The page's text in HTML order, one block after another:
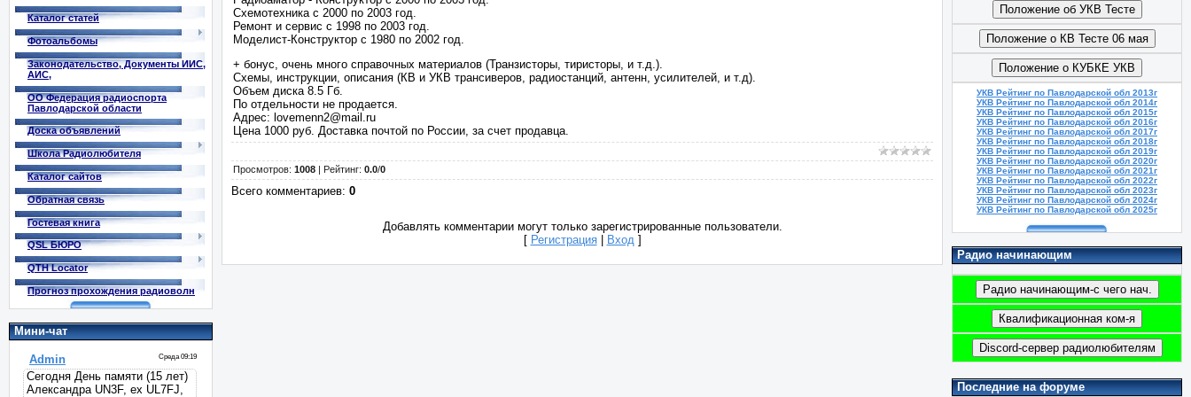
Каталог статей
Фотоальбомы
Законодательство, Документы ИИС,
АИС,
ОО Федерация радиоспорта
Павлодарской области
Доска объявлений
Школа Радиолюбителя
Каталог сайтов
Обратная связь
Гостевая книга
QSL БЮРО
QTH Locator
Прогноз прохождения радиоволн
Мини-чат
Схемотехника с 2000 по 2003 год.
Ремонт и сервис с 1998 по 2003 год.
Моделист-Конструктор с 1980 по 2002 год.
+ бонус, очень много справочных материалов (Транзисторы, тиристоры, и т.д.).
Схемы, инструкции, описания (КВ и УКВ трансиверов, радиостанций, антенн, усилителей, и т.д).
Объем диска 8.5 Гб.
По отдельности не продается.
Адрес: lovemenn2@mail.ru
Цена 1000 руб. Доставка почтой по России, за счет продавца.
Просмотров: 1008 Рейтинг: 0.0/0
Всего комментариев: 0
Добавлять комментарии могут только зарегистрированные пользователи.
[ Регистрация| Вход]
УКВ Рейтинг по Павлодарской обл 2013г
УКВ Рейтинг по Павлодарской обл 2014г
УКВ Рейтинг по Павлодарской обл 2015г
УКВ Рейтинг по Павлодарской обл 2016г
УКВ Рейтинг по Павлодарской обл 2017г
УКВ Рейтинг по Павлодарской обл 2018г
УКВ Рейтинг по Павлодарской обл 2019г
УКВ Рейтинг по Павлодарской обл 2020г
УКВ Рейтинг по Павлодарской обл 2021г
УКВ Рейтинг по Павлодарской обл 2022г
УКВ Рейтинг по Павлодарской обл 2023г
УКВ Рейтинг по Павлодарской обл 2024г
УКВ Рейтинг по Павлодарской обл 2025г
Радио начинающим
Последние на форуме